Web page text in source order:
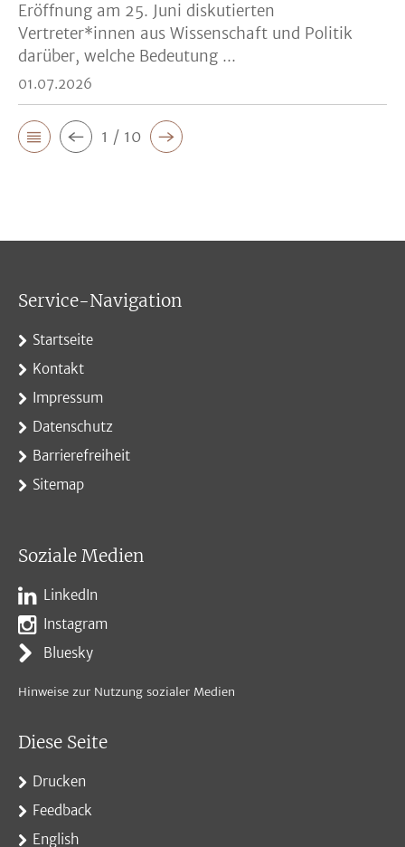
Eröffnung am 25. Juni diskutierten
Vertreter*innen aus Wissenschaft und Politik
darüber, welche Bedeutung ...
01.07.2026
1 / 10
Service-Navigation
Startseite
Kontakt
Impressum
Datenschutz
Barrierefreiheit
Sitemap
Soziale Medien
LinkedIn
Instagram
Bluesky
Hinweise zur Nutzung sozialer Medien
Diese Seite
Drucken
Feedback
English